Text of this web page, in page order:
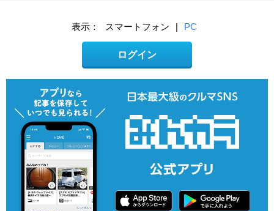
表示： スマートフォン | PC
ログイン